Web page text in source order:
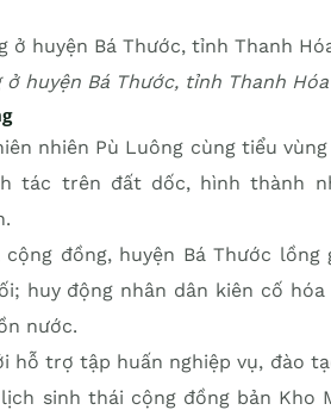
huyện Bá Thước, tỉnh Thanh Hóa
nhiên Pù Luông cùng tiểu
tác trên đất dốc, hình thành
đồng, huyện Bá Thước lồng
huy động nhân dân kiên cố
nước.
hỗ trợ tập huấn nghiệp vụ, đào
sinh thái cộng đồng bản Kho